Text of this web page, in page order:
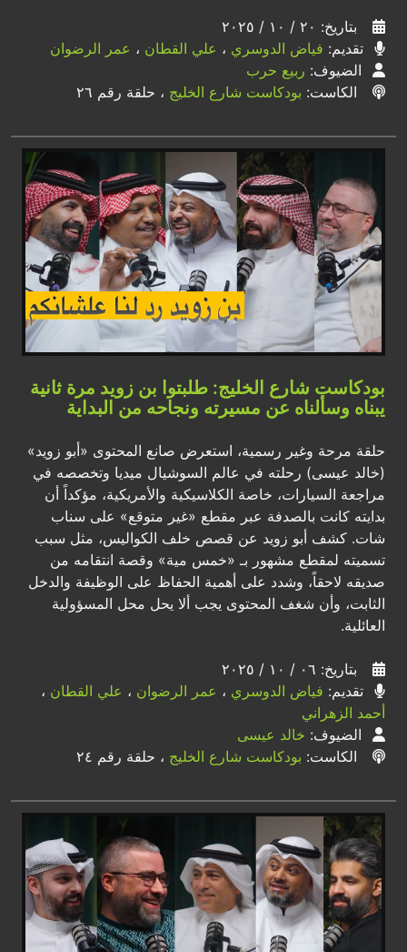
بتاريخ: ٢٠ / ١٠ / ٢٠٢٥
تقديم: فياض الدوسري ، علي القطان ، عمر الرضوان
الضيوف: ربيع حرب
الكاست: بودكاست شارع الخليج ، حلقة رقم ٢٦
بودكاست شارع الخليج: طلبتوا بن زويد مرة ثانية
يبناه وسألناه عن مسيرته ونجاحه من البداية
حلقة مرحة وغير رسمية، استعرض صانع المحتوى «أبو زويد»
(خالد عيسى) رحلته في عالم السوشيال ميديا وتخصصه في
مراجعة السيارات، خاصة الكلاسيكية والأمريكية، مؤكداً أن
بدايته كانت بالصدفة عبر مقطع «غير متوقع» على سناب
شات. كشف أبو زويد عن قصص خلف الكواليس، مثل سبب
تسميته لمقطع مشهور بـ «خمس مية» وقصة انتقامه من
صديقه لاحقاً، وشدد على أهمية الحفاظ على الوظيفة والدخل
الثابت، وأن شغف المحتوى يجب ألا يحل محل المسؤولية
العائلية.
بتاريخ: ٠٦ / ١٠ / ٢٠٢٥
تقديم: فياض الدوسري ، عمر الرضوان ، علي القطان ،
أحمد الزهراني
الضيوف: خالد عيسى
الكاست: بودكاست شارع الخليج ، حلقة رقم ٢٤